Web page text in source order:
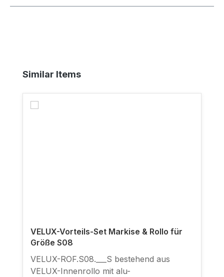
Produktgalerie überspringen
Similar Items
VELUX-Vorteils-Set Markise & Rollo für
Größe S08
VELUX-ROF.S08.___S bestehend aus
VELUX-Innenrollo mit alu-